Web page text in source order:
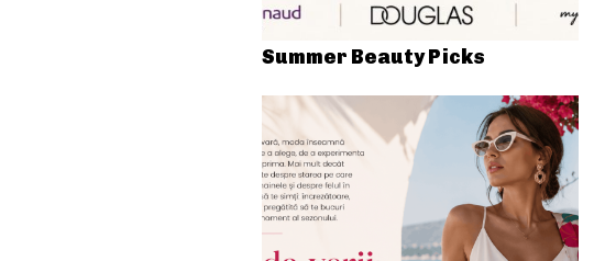
Summer Beauty Picks